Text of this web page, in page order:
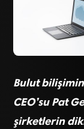
Bulut
CEO’su Pat
şirketlerin